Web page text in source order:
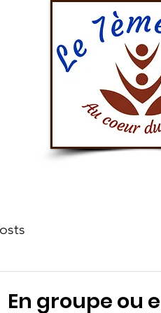
En groupe ou